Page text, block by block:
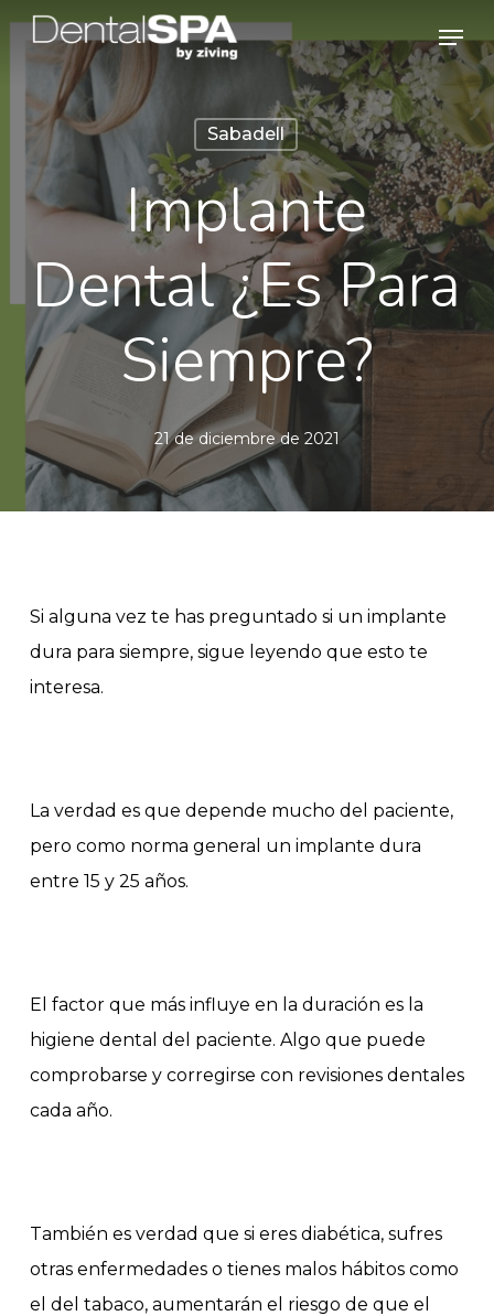
Skip
content
Menu
Sabadell
Implante
Dental ¿Es Para
Siempre?
21 de diciembre de 2021
Si alguna vez te has preguntado si un implante
dura para siempre, sigue leyendo que esto te
interesa.
La verdad es que depende mucho del paciente,
pero como norma general un implante dura
entre 15 y 25 años.
El factor que más influye en la duración es la
higiene dental del paciente. Algo que puede
comprobarse y corregirse con revisiones dentales
cada año.
También es verdad que si eres diabética, sufres
otras enfermedades o tienes malos hábitos como
el del tabaco, aumentarán el riesgo de que el